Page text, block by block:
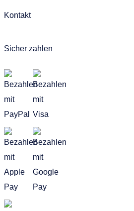
Kontakt
Sicher zahlen